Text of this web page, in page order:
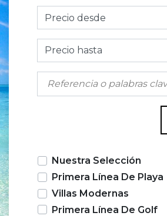
Precio desde
Precio hasta
Nuestra Selección
Primera Línea De Playa
Villas Modernas
Primera Línea De Golf